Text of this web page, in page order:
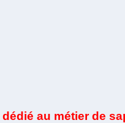
au métier de